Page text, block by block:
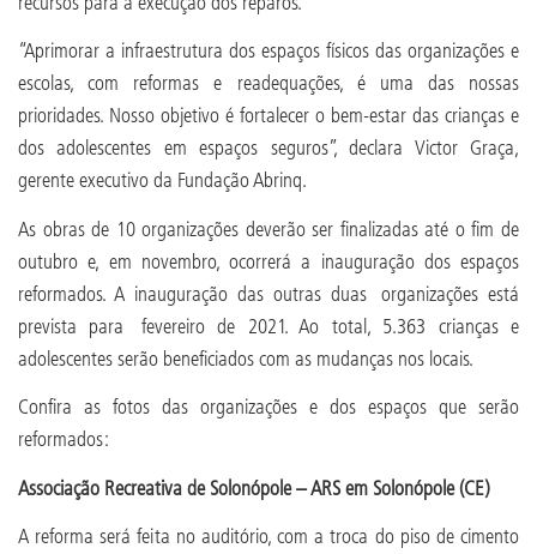
“Aprimorar a infraestrutura dos espaços físicos das organizações e
escolas, com reformas e readequações, é uma das nossas
prioridades. Nosso objetivo é fortalecer o bem-estar das crianças e
dos adolescentes em espaços seguros”, declara Victor Graça,
gerente executivo da Fundação Abrinq.
As obras de 10 organizações deverão ser finalizadas até o fim de
outubro e, em novembro, ocorrerá a inauguração dos espaços
reformados. A inauguração das outras duas organizações está
prevista para fevereiro de 2021. Ao total, 5.363 crianças e
adolescentes serão beneficiados com as mudanças nos locais.
Confira as fotos das organizações e dos espaços que serão
reformados:
Associação Recreativa de Solonópole – ARS em Solonópole (CE)
A reforma será feita no auditório, com a troca do piso de cimento